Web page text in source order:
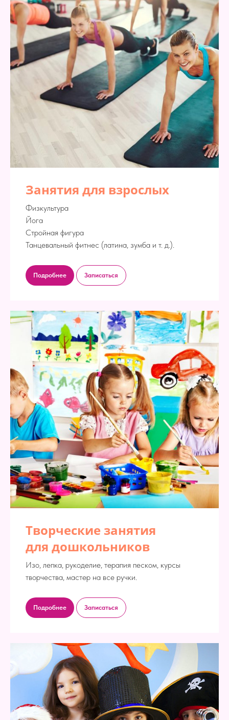
Занятия для взрослых
Физкультура
Йога
Стройная фигура
Танцевальный фитнес (латина, зумба и т. д.).
Подробнее Записаться
Творческие занятия
для дошкольников
Изо, лепка, рукоделие, терапия песком, курсы
творчества, мастер на все ручки.
Подробнее Записаться